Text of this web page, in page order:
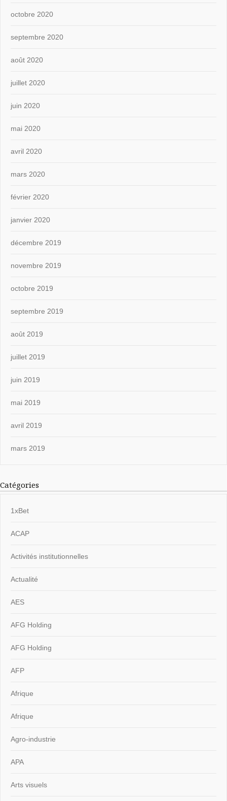
octobre 2020
septembre 2020
août 2020
juillet 2020
juin 2020
mai 2020
avril 2020
mars 2020
février 2020
janvier 2020
décembre 2019
novembre 2019
octobre 2019
septembre 2019
août 2019
juillet 2019
juin 2019
mai 2019
avril 2019
mars 2019
Catégories
1xBet
ACAP
Activités institutionnelles
Actualité
AES
AFG Holding
AFG Holding
AFP
Afrique
Afrique
Agro-industrie
APA
Arts visuels